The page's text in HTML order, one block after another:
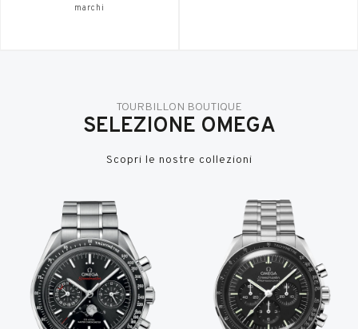
marchi
TOURBILLON BOUTIQUE
SELEZIONE OMEGA
Scopri le nostre collezioni